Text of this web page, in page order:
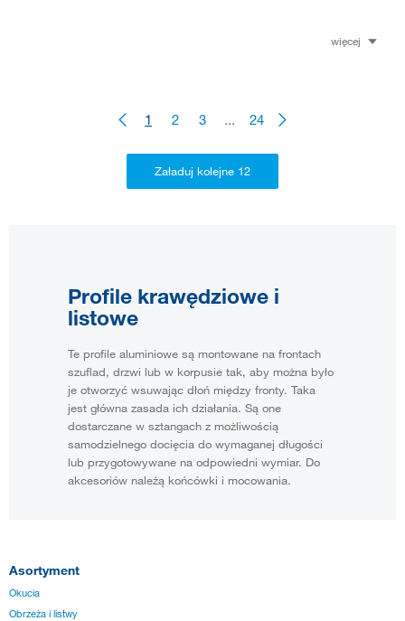
więcej
1 2 3 ... 24
Profile krawędziowe i
listowe
Te profile aluminiowe są montowane na frontach
szuflad, drzwi lub w korpusie tak, aby można było
je otworzyć wsuwając dłoń między fronty. Taka
jest główna zasada ich działania. Są one
dostarczane w sztangach z możliwością
samodzielnego docięcia do wymaganej długości
lub przygotowywane na odpowiedni wymiar. Do
akcesoriów należą końcówki i mocowania.
Asortyment
Okucia
Obrzeża i listwy